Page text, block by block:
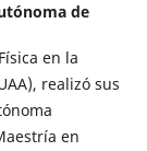
de
en la
realizó sus
en